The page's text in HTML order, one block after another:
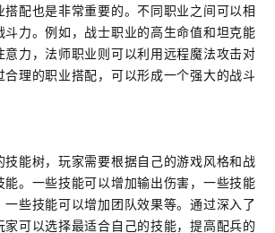
配也是非常重要的。不同职业之间可以相
斗力。例如，战士职业的高生命值和坦克能
意力，法师职业则可以利用远程魔法攻击对
理的职业搭配，可以形成一个强大的战斗
能树，玩家需要根据自己的游戏风格和战
。一些技能可以增加输出伤害，一些技能
些技能可以增加团队效果等。通过深入了
可以选择最适合自己的技能，提高配兵的